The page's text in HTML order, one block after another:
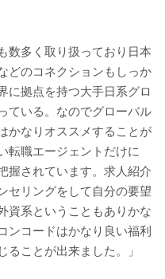
数多く取り扱っており日本
どのコネクションもしっか
に拠点を持つ大手日系グロ
ている。なのでグローバル
かなりオススメすることが
転職エージェントだけに
握されています。求人紹介
セリングをして自分の要望
資系ということもありかな
ンコードはかなり良い福利
ることが出来ました。」